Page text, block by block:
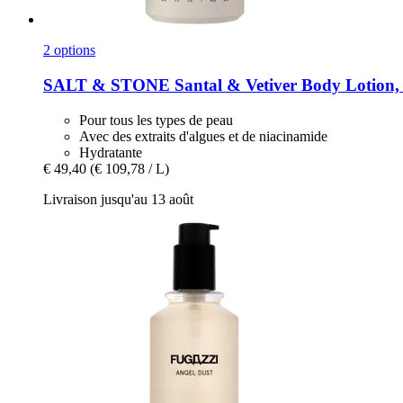
2 options
SALT & STONE Santal & Vetiver Body Lotion,
Pour tous les types de peau
Avec des extraits d'algues et de niacinamide
Hydratante
€ 49,40 (€ 109,78 / L)
Livraison jusqu'au 13 août